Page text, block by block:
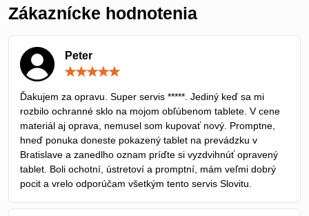
Zákaznícke hodnotenia
Peter
5
Ďakujem za opravu. Super servis *****. Jediný keď sa mi
rozbilo ochranné sklo na mojom obľúbenom tablete. V cene
materiál aj oprava, nemusel som kupovať nový. Promptne,
hneď ponuka doneste pokazený tablet na prevádzku v
Bratislave a zanedlho oznam príďte si vyzdvihnúť opravený
tablet. Boli ochotní, ústretoví a promptní, mám veľmi dobrý
pocit a vrelo odporúčam všetkým tento servis Slovitu.